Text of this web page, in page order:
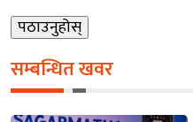
सम्बन्धित खवर